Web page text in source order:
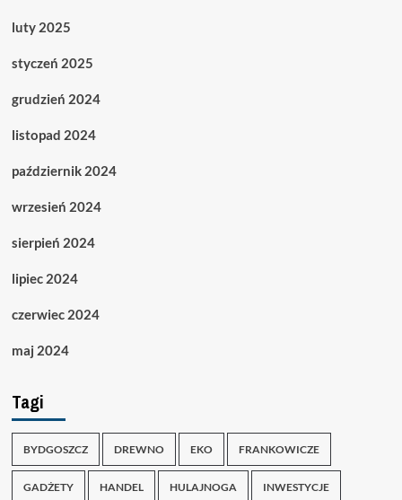
luty 2025
styczeń 2025
grudzień 2024
listopad 2024
październik 2024
wrzesień 2024
sierpień 2024
lipiec 2024
czerwiec 2024
maj 2024
Tagi
BYDGOSZCZ DREWNO EKO FRANKOWICZE
GADŻETY HANDEL HULAJNOGA INWESTYCJE